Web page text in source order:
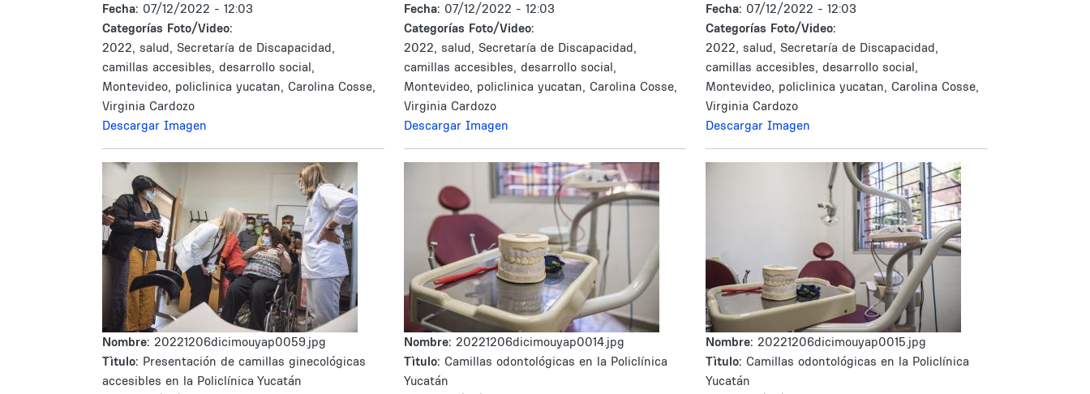
Fecha: 07/12/2022 - 12:03
Categorías Foto/Video:
2022, salud, Secretaría de Discapacidad,
camillas accesibles, desarrollo social,
Montevideo, policlinica yucatan, Carolina Cosse,
Virginia Cardozo
Descargar Imagen
Fecha: 07/12/2022 - 12:03
Categorías Foto/Video:
2022, salud, Secretaría de Discapacidad,
camillas accesibles, desarrollo social,
Montevideo, policlinica yucatan, Carolina Cosse,
Virginia Cardozo
Descargar Imagen
Fecha: 07/12/2022 - 12:03
Categorías Foto/Video:
2022, salud, Secretaría de Discapacidad,
camillas accesibles, desarrollo social,
Montevideo, policlinica yucatan, Carolina Cosse,
Virginia Cardozo
Descargar Imagen
Nombre: 20221206dicimouyap0059.jpg
Tìtulo: Presentación de camillas ginecológicas
accesibles en la Policlínica Yucatán
Nombre: 20221206dicimouyap0014.jpg
Tìtulo: Camillas odontológicas en la Policlínica
Yucatán
Nombre: 20221206dicimouyap0015.jpg
Tìtulo: Camillas odontológicas en la Policlínica
Yucatán